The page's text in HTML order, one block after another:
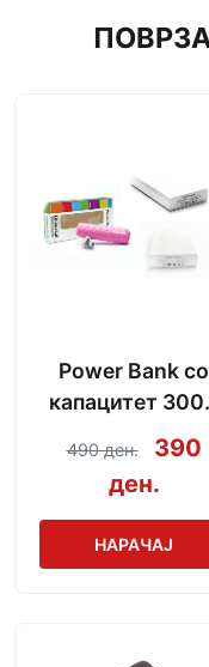
Power Bank со
капацитет
mAh + кабел за
полнење
490 ден.
390
ден.
НАРАЧАЈ